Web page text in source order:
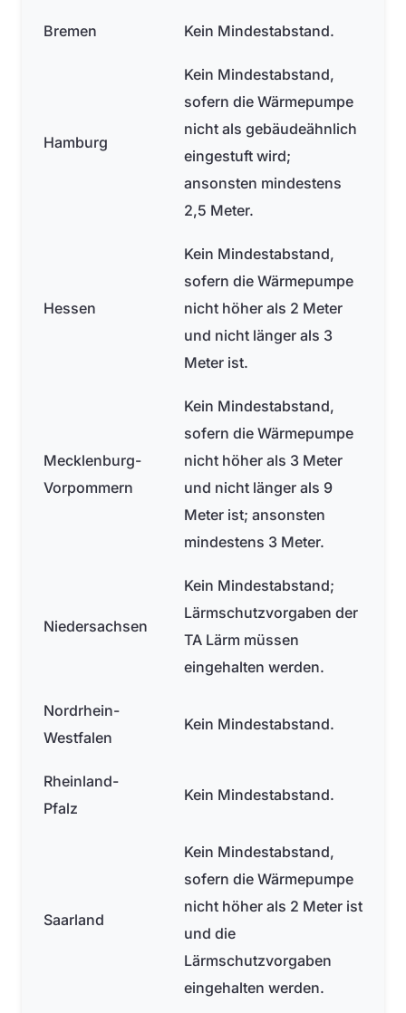
Bremen Kein Mindestabstand.
Hamburg
Kein Mindestabstand,
sofern die Wärmepumpe
nicht als gebäudeähnlich
eingestuft wird;
ansonsten mindestens
2,5 Meter.
Hessen
Kein Mindestabstand,
sofern die Wärmepumpe
nicht höher als 2 Meter
und nicht länger als 3
Meter ist.
Mecklenburg-
Vorpommern
Kein Mindestabstand,
sofern die Wärmepumpe
nicht höher als 3 Meter
und nicht länger als 9
Meter ist; ansonsten
mindestens 3 Meter.
Niedersachsen
Kein Mindestabstand;
Lärmschutzvorgaben der
TA Lärm müssen
eingehalten werden.
Nordrhein-
Westfalen
Kein Mindestabstand.
Rheinland-
Pfalz
Kein Mindestabstand.
Saarland
Kein Mindestabstand,
sofern die Wärmepumpe
nicht höher als 2 Meter ist
und die
Lärmschutzvorgaben
eingehalten werden.